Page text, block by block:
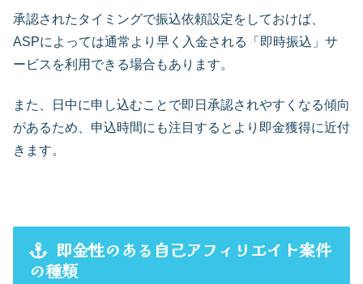
承認されたタイミングで振込依頼設定をしておけば、
ASPによっては通常より早く入金される「即時振込」サ
ービスを利用できる場合もあります。
また、日中に申し込むことで即日承認されやすくなる傾向
があるため、申込時間にも注目するとより即金獲得に近付
きます。
即金性のある自己アフィリエイト案件
の種類